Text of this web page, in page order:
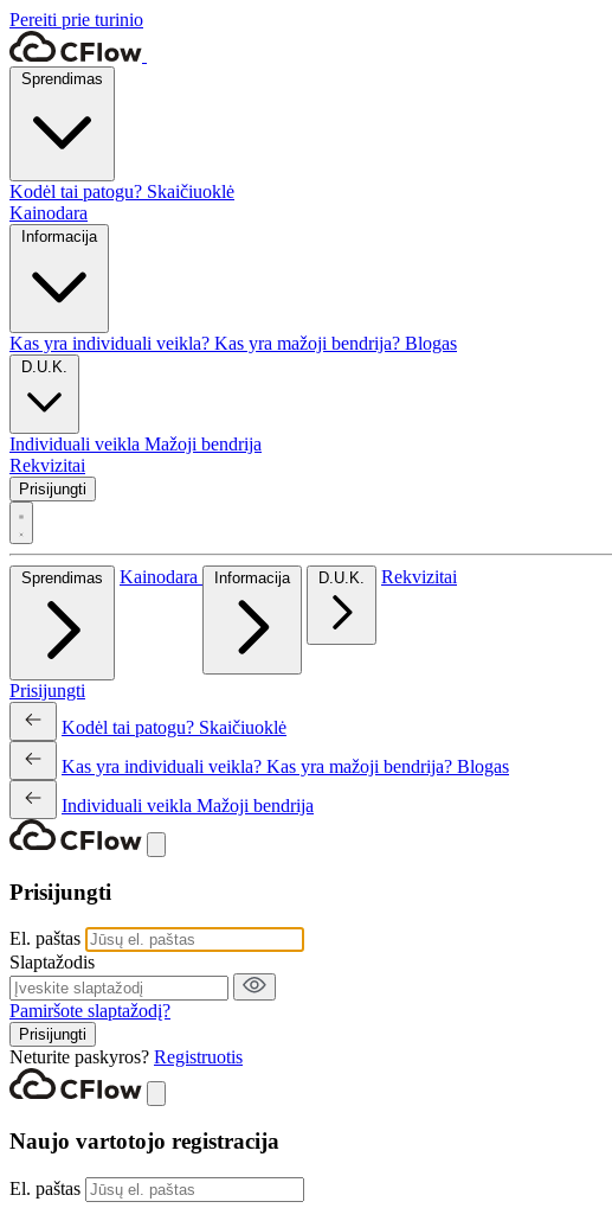
Pereiti prie turinio
Sprendimas
Kodėl tai patogu? Skaičiuoklė
Kainodara
Informacija
Kas yra individuali veikla? Kas yra mažoji bendrija? Blogas
D.U.K.
Individuali veikla Mažoji bendrija
Rekvizitai
Prisijungti
Sprendimas Kainodara Informacija D.U.K. Rekvizitai
Prisijungti
Kodėl tai patogu? Skaičiuoklė
Kas yra individuali veikla? Kas yra mažoji bendrija? Blogas
Individuali veikla Mažoji bendrija
Prisijungti
El. paštas
Slaptažodis
Pamiršote slaptažodį?
Prisijungti
Neturite paskyros? Registruotis
Naujo vartotojo registracija
El. paštas